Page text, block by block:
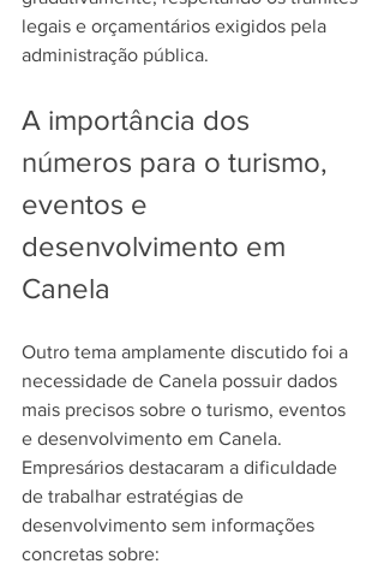
legais e orçamentários exigidos pela
administração pública.
A importância dos
números para o turismo,
eventos e
desenvolvimento em
Canela
Outro tema amplamente discutido foi a
necessidade de Canela possuir dados
mais precisos sobre o turismo, eventos
e desenvolvimento em Canela.
Empresários destacaram a dificuldade
de trabalhar estratégias de
desenvolvimento sem informações
concretas sobre: